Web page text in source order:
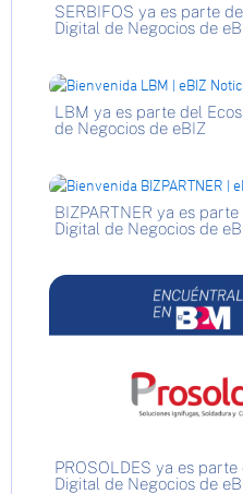
SERBIFOS ya es parte
Digital de Negocios de
LBM ya es parte del
de Negocios de eBIZ
BIZPARTNER ya es
Digital de Negocios de
PROSOLDES ya es
Digital de Negocios de